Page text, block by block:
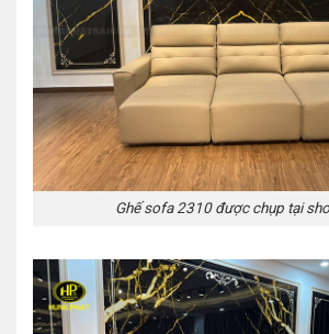
Ghế sofa 2310 được chụp tại